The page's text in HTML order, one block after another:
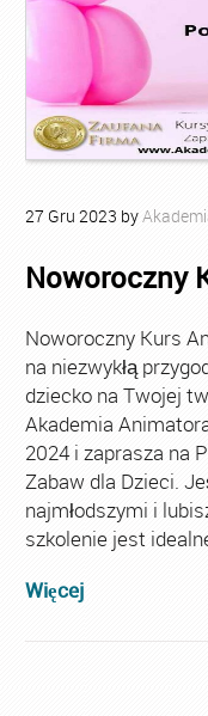
27 Gru 2023 by
Noworoczny
Noworoczny Kurs
na niezwykłą
dziecko na Twojej
Akademia
2024 i zaprasza na
Zabaw dla Dzieci.
najmłodszymi i
szkolenie jest
Więcej